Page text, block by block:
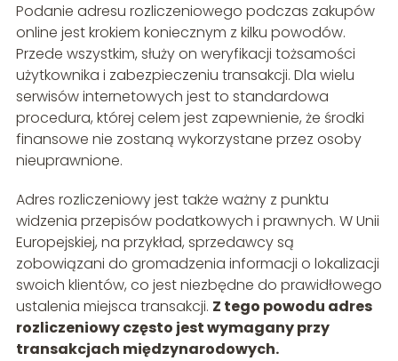
Podanie adresu rozliczeniowego podczas zakupów
online jest krokiem koniecznym z kilku powodów.
Przede wszystkim, służy on weryfikacji tożsamości
użytkownika i zabezpieczeniu transakcji. Dla wielu
serwisów internetowych jest to standardowa
procedura, której celem jest zapewnienie, że środki
finansowe nie zostaną wykorzystane przez osoby
nieuprawnione.
Adres rozliczeniowy jest także ważny z punktu
widzenia przepisów podatkowych i prawnych. W Unii
Europejskiej, na przykład, sprzedawcy są
zobowiązani do gromadzenia informacji o lokalizacji
swoich klientów, co jest niezbędne do prawidłowego
ustalenia miejsca transakcji. Z tego powodu adres
rozliczeniowy często jest wymagany przy
transakcjach międzynarodowych.